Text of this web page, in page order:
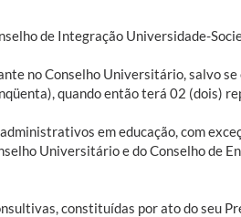
de Integração Universidade-
no Conselho Universitário, salvo se
quando então terá 02 (dois)
em educação, com
Universitário e do Conselho de
constituídas por ato do seu